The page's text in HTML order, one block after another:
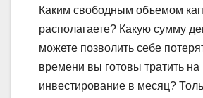
Каким свободным объемом
располагаете? Какую сумму
можете позволить себе
времени вы готовы тратить на
инвестирование в месяц?